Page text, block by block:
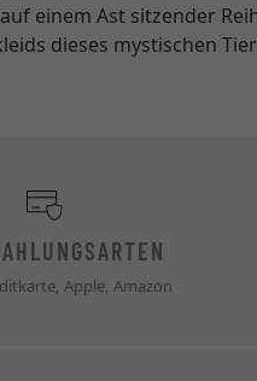
einem Ast sitzender
dieses mystischen
Apple, Amazon